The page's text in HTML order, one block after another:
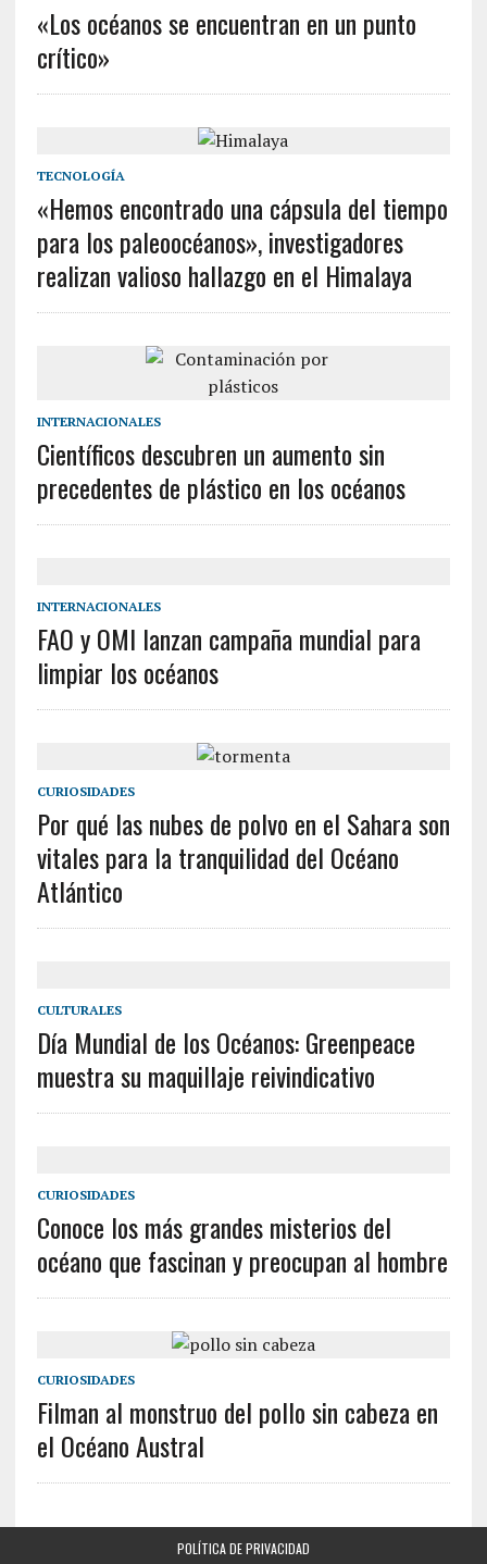
«Los océanos se encuentran en un punto
crítico»
TECNOLOGÍA
«Hemos encontrado una cápsula del tiempo
para los paleoocéanos», investigadores
realizan valioso hallazgo en el Himalaya
INTERNACIONALES
Científicos descubren un aumento sin
precedentes de plástico en los océanos
INTERNACIONALES
FAO y OMI lanzan campaña mundial para
limpiar los océanos
CURIOSIDADES
Por qué las nubes de polvo en el Sahara son
vitales para la tranquilidad del Océano
Atlántico
CULTURALES
Día Mundial de los Océanos: Greenpeace
muestra su maquillaje reivindicativo
CURIOSIDADES
Conoce los más grandes misterios del
océano que fascinan y preocupan al hombre
CURIOSIDADES
Filman al monstruo del pollo sin cabeza en
el Océano Austral
POLÍTICA DE PRIVACIDAD